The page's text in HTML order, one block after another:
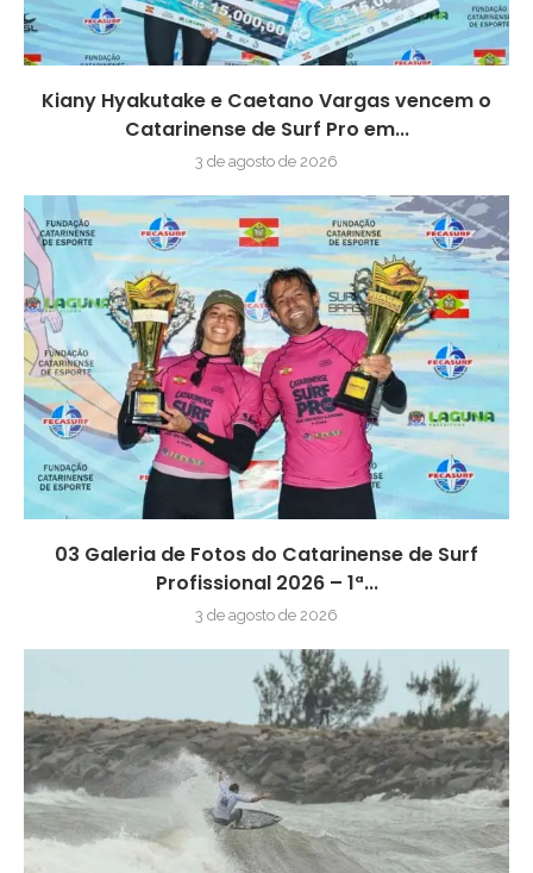
Kiany Hyakutake e Caetano Vargas vencem o
Catarinense de Surf Pro em...
3 de agosto de 2026
03 Galeria de Fotos do Catarinense de Surf
Profissional 2026 – 1ª...
3 de agosto de 2026